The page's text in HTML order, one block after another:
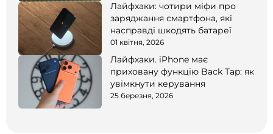
Лайфхаки: чотири міфи про
заряджання смартфона, які
насправді шкодять батареї
01 квітня, 2026
Лайфхаки. iPhone має
приховану функцію Back Tap: як
увімкнути керування
25 березня, 2026